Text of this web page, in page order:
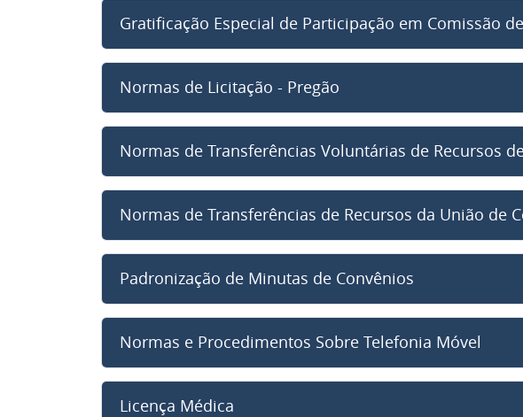
Gratificação Especial de Participação em Comissão
Normas de Licitação - Pregão
Normas de Transferências Voluntárias de Recursos
Normas de Transferências de Recursos da União de
Padronização de Minutas de Convênios
Normas e Procedimentos Sobre Telefonia Móvel
Licença Médica